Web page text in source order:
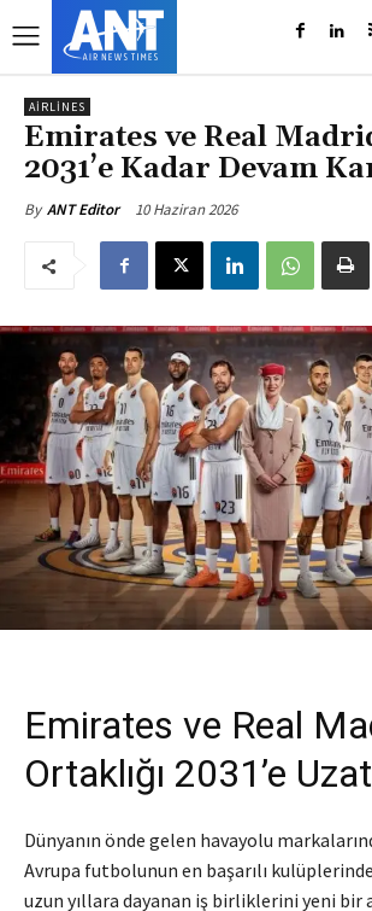
AIRLINES
Emirates ve Real
2031’e Kadar Devam
By ANT Editor 10 Haziran 2026
Emirates ve Real
Ortaklığı 2031’e
Dünyanın önde gelen havayolu
Avrupa futbolunun en başarılı
uzun yıllara dayanan iş birliklerini yeni bir